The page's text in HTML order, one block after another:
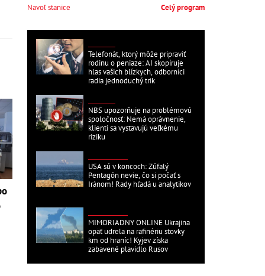
Navoľ stanice Celý program
Telefonát, ktorý môže pripraviť
rodinu o peniaze: AI skopíruje
hlas vašich blízkych, odborníci
radia jednoduchý trik
NBS upozorňuje na problémovú
spoločnosť: Nemá oprávnenie,
klienti sa vystavujú veľkému
riziku
USA sú v koncoch: Zúfalý
Pentagón nevie, čo si počať s
Iránom! Rady hľadá u analytikov
MIMORIADNY ONLINE Ukrajina
opäť udrela na rafinériu stovky
km od hraníc! Kyjev získa
zabavené plavidlo Rusov